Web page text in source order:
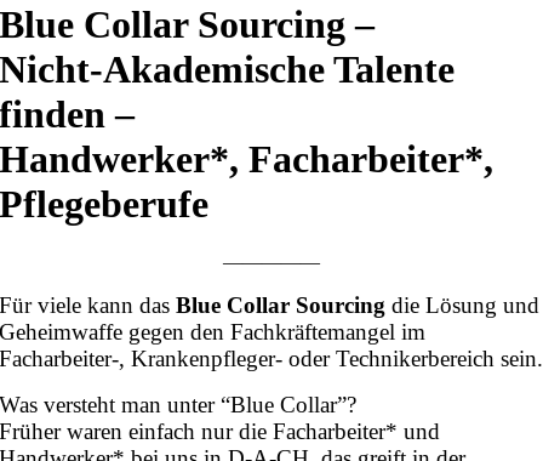
Blue Collar Sourcing –
Nicht-Akademische Talente
finden –
Handwerker*, Facharbeiter*,
Pflegeberufe
—————
Für viele kann dasBlue Collar Sourcing die Lösung und
Geheimwaffe gegen den Fachkräftemangel im
Facharbeiter-, Krankenpfleger- oder Technikerbereich sein.
Was versteht man unter “Blue Collar”?
Früher waren einfach nur die Facharbeiter* und